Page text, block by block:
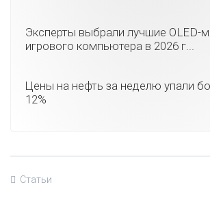
Эксперты выбрали лучшие OLED-
игрового компьютера в 2026 г...
Цены на нефть за неделю упали
12%
Статьи